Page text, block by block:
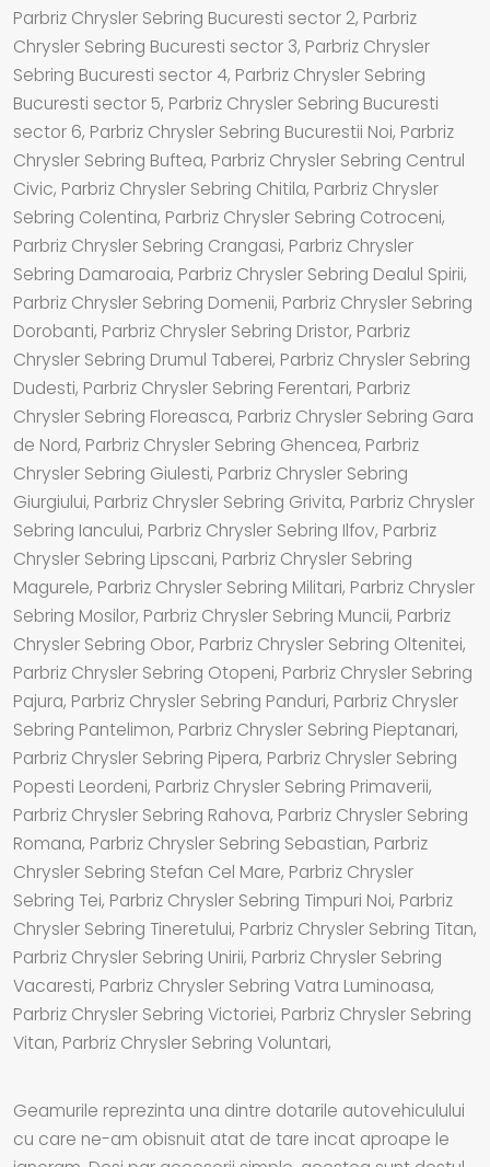
Parbriz Chrysler Sebring Bucuresti sector 2, Parbriz
Chrysler Sebring Bucuresti sector 3, Parbriz Chrysler
Sebring Bucuresti sector 4, Parbriz Chrysler Sebring
Bucuresti sector 5, Parbriz Chrysler Sebring Bucuresti
sector 6, Parbriz Chrysler Sebring Bucurestii Noi, Parbriz
Chrysler Sebring Buftea, Parbriz Chrysler Sebring Centrul
Civic, Parbriz Chrysler Sebring Chitila, Parbriz Chrysler
Sebring Colentina, Parbriz Chrysler Sebring Cotroceni,
Parbriz Chrysler Sebring Crangasi, Parbriz Chrysler
Sebring Damaroaia, Parbriz Chrysler Sebring Dealul Spirii,
Parbriz Chrysler Sebring Domenii, Parbriz Chrysler Sebring
Dorobanti, Parbriz Chrysler Sebring Dristor, Parbriz
Chrysler Sebring Drumul Taberei, Parbriz Chrysler Sebring
Dudesti, Parbriz Chrysler Sebring Ferentari, Parbriz
Chrysler Sebring Floreasca, Parbriz Chrysler Sebring Gara
de Nord, Parbriz Chrysler Sebring Ghencea, Parbriz
Chrysler Sebring Giulesti, Parbriz Chrysler Sebring
Giurgiului, Parbriz Chrysler Sebring Grivita, Parbriz Chrysler
Sebring Iancului, Parbriz Chrysler Sebring Ilfov, Parbriz
Chrysler Sebring Lipscani, Parbriz Chrysler Sebring
Magurele, Parbriz Chrysler Sebring Militari, Parbriz Chrysler
Sebring Mosilor, Parbriz Chrysler Sebring Muncii, Parbriz
Chrysler Sebring Obor, Parbriz Chrysler Sebring Oltenitei,
Parbriz Chrysler Sebring Otopeni, Parbriz Chrysler Sebring
Pajura, Parbriz Chrysler Sebring Panduri, Parbriz Chrysler
Sebring Pantelimon, Parbriz Chrysler Sebring Pieptanari,
Parbriz Chrysler Sebring Pipera, Parbriz Chrysler Sebring
Popesti Leordeni, Parbriz Chrysler Sebring Primaverii,
Parbriz Chrysler Sebring Rahova, Parbriz Chrysler Sebring
Romana, Parbriz Chrysler Sebring Sebastian, Parbriz
Chrysler Sebring Stefan Cel Mare, Parbriz Chrysler
Sebring Tei, Parbriz Chrysler Sebring Timpuri Noi, Parbriz
Chrysler Sebring Tineretului, Parbriz Chrysler Sebring Titan,
Parbriz Chrysler Sebring Unirii, Parbriz Chrysler Sebring
Vacaresti, Parbriz Chrysler Sebring Vatra Luminoasa,
Parbriz Chrysler Sebring Victoriei, Parbriz Chrysler Sebring
Vitan, Parbriz Chrysler Sebring Voluntari,
Geamurile reprezinta una dintre dotarile autovehiculului
cu care ne-am obisnuit atat de tare incat aproape le